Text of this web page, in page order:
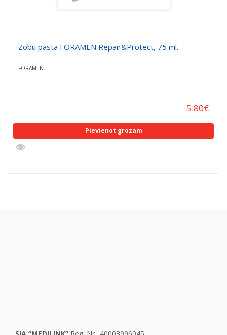
Zobu pasta FORAMEN Repair&Protect, 75 ml.
FORAMEN
5.80€
Pievienot grozam